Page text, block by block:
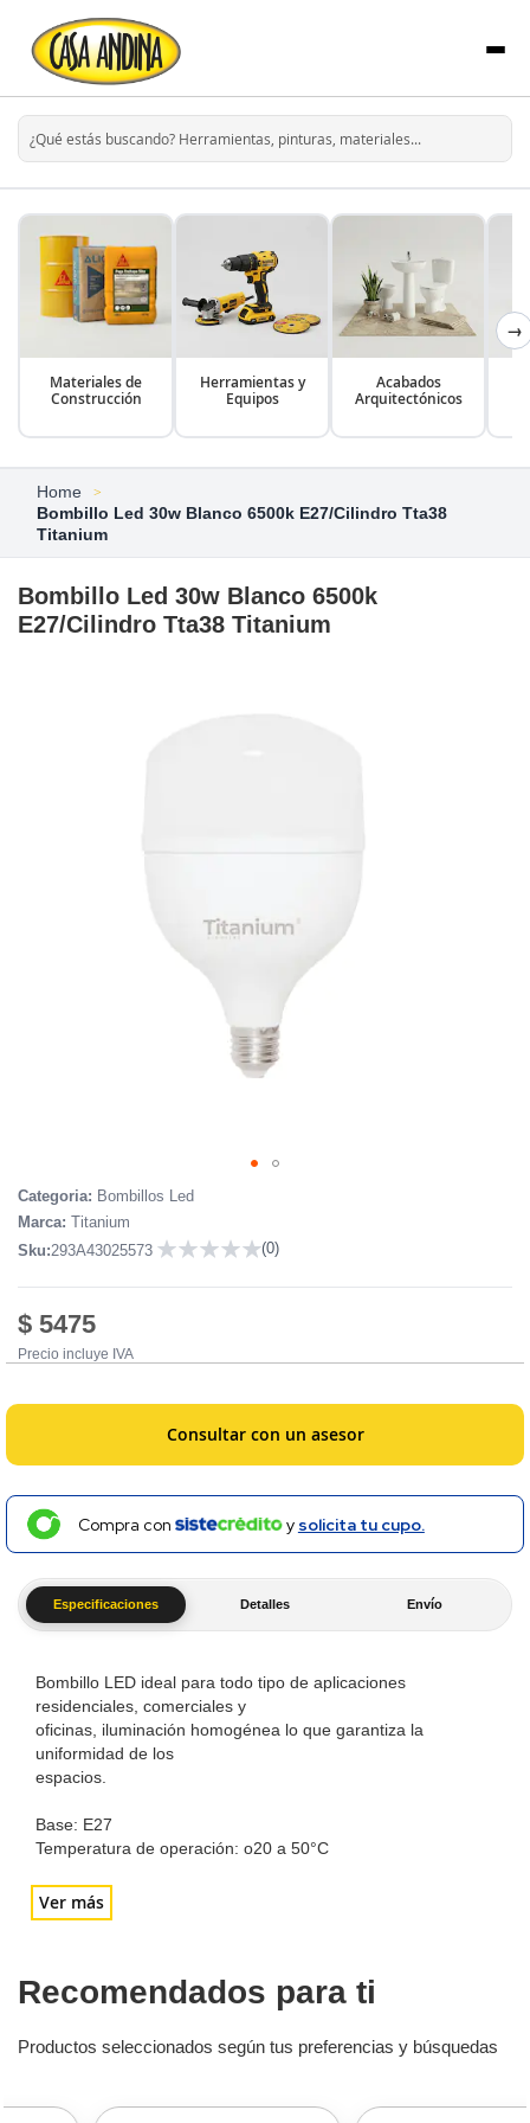
Materiales de
Construcción
Herramientas y
Equipos
Acabados
Arquitectónicos
→
Home
Bombillo Led 30w Blanco 6500k E27/Cilindro Tta38
Titanium
Skip
to
of
the
images
gallery
Especificaciones Detalles Envío
Bombillo LED ideal para todo tipo de aplicaciones
residenciales, comerciales y
oficinas, iluminación homogénea lo que garantiza la
uniformidad de los
espacios.
Base: E27
Temperatura de operación: o20 a 50°C
Ver más
Bombillo Led 30w Blanco 6500k
E27/Cilindro Tta38 Titanium
Categoria: Bombillos Led
Marca: Titanium
Sku:293A43025573
(0)
$ 5475
Precio incluye IVA
Consultar con un asesor
Compra con y solicita tu cupo.
Recomendados para ti
Productos seleccionados según tus preferencias y búsquedas